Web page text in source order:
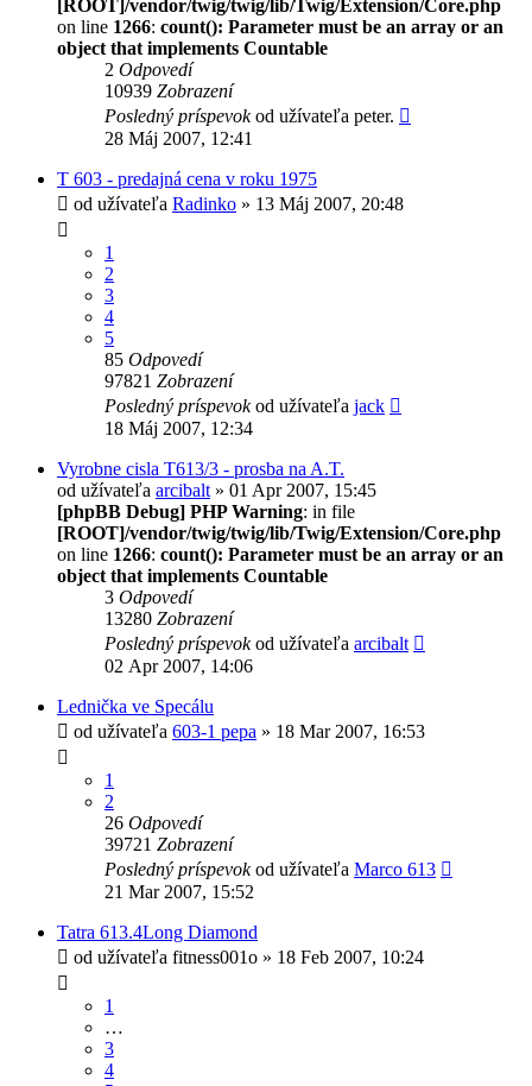
[ROOT]/vendor/twig/twig/lib/Twig/Extension/Core.php
on line 1266: count(): Parameter must be an array or an
object that implements Countable
2 Odpovedí
10939 Zobrazení
Posledný príspevokod užívateľa peter.
28 Máj 2007, 12:41
T 603 - predajná cena v roku 1975
od užívateľa Radinko » 13 Máj 2007, 20:48
1
2
3
4
5
85 Odpovedí
97821 Zobrazení
Posledný príspevokod užívateľa jack
18 Máj 2007, 12:34
Vyrobne cisla T613/3 - prosba na A.T.
od užívateľa arcibalt » 01 Apr 2007, 15:45
[phpBB Debug] PHP Warning: in file
[ROOT]/vendor/twig/twig/lib/Twig/Extension/Core.php
on line 1266: count(): Parameter must be an array or an
object that implements Countable
3 Odpovedí
13280 Zobrazení
Posledný príspevokod užívateľa arcibalt
02 Apr 2007, 14:06
Lednička ve Specálu
od užívateľa 603-1 pepa » 18 Mar 2007, 16:53
1
2
26 Odpovedí
39721 Zobrazení
Posledný príspevokod užívateľa Marco 613
21 Mar 2007, 15:52
Tatra 613.4Long Diamond
od užívateľa fitness001o » 18 Feb 2007, 10:24
1
…
3
4